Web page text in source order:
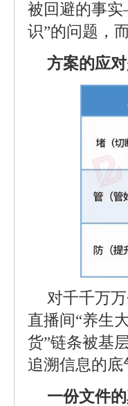
被回避的事
识”的问题，
方案的应
对千千万
直播间“养生
货”链条被基
追溯信息的底
一份文件